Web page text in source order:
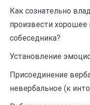
Как сознательно
произвести хорошее
собеседника?
Установление
Присоединение
невербальное (к